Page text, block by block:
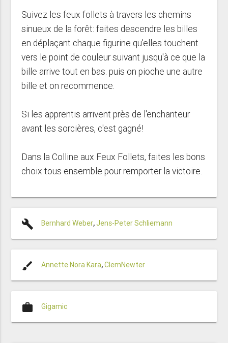
Suivez les feux follets à travers les chemins
sinueux de la forêt: faites descendre les billes
en déplaçant chaque figurine qu'elles touchent
vers le point de couleur suivant jusqu'à ce que la
bille arrive tout en bas. puis on pioche une autre
bille et on recommence.
Si les apprentis arrivent près de l'enchanteur
avant les sorcières, c'est gagné!
Dans la Colline aux Feux Follets, faites les bons
choix tous ensemble pour remporter la victoire.
build Bernhard Weber, Jens-Peter Schliemann
brush Annette Nora Kara,ClemNewter
work Gigamic